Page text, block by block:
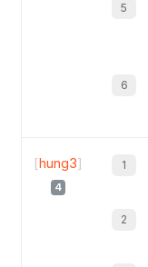
[hung3]
4